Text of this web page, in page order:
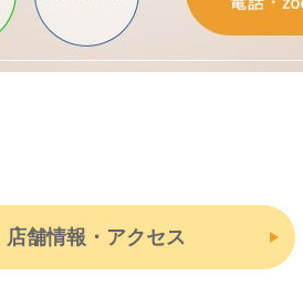
店舗情報・アクセス